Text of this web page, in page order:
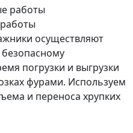
осуществляют
погрузки и выгрузки
фурами. Используем
и переноса хрупких